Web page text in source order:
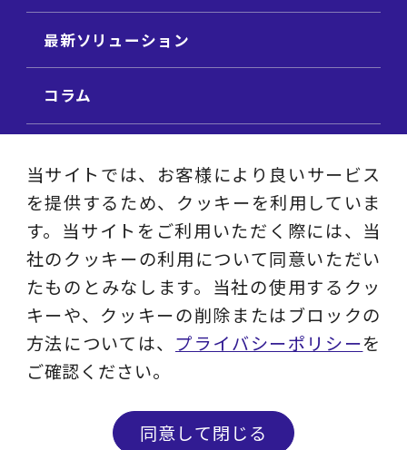
最新ソリューション
コラム
ビジネステーマ解説集
動画ライブラリ
採用サイト
プライバシーポリシー
ソーシャルメディアアカウントポリシー
当サイトでは、お客様により良いサービス
を提供するため、クッキーを利用していま
す。当サイトをご利用いただく際には、当
社のクッキーの利用について同意いただい
たものとみなします。当社の使用するクッ
キーや、クッキーの削除またはブロックの
方法については、 プライバシーポリシーを
ご確認ください。
同意して閉じる